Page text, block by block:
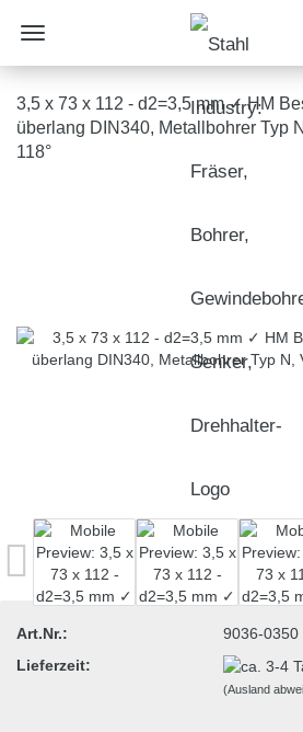
3,5 x 73 x 112 - d2=3,5 mm ✓ HM
überlang DIN340, Metallbohrer Typ
118°
Art.Nr.:
9036-0350
Lieferzeit:
(Ausland